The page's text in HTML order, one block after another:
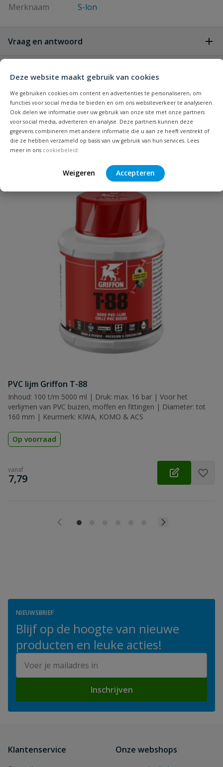
Deze website maakt gebruik van cookies
We gebruiken cookies om content en advertenties te personaliseren, om
functies voor social media te bieden en om ons websiteverkeer te analyseren.
Ook delen we informatie over uw gebruik van onze site met onze partners
voor social media, adverteren en analyse. Deze partners kunnen deze
gegevens combineren met andere informatie die u aan ze heeft verstrekt of
die ze hebben verzameld op basis van uw gebruik van hun services. Lees
meer in ons cookiebeleid
Weigeren Accepteren
Merknaam S-lon
Vraag en antwoord
Geen vragen
Heb je zelf ook een vraag over
dit product?
Stel jouw
vraag
Schrijf zelf een beoordeling
Je beoordeelt:S-lon PVC mini bakgoot bruin
verbindingsstuk
Uw waardering:
Samenvatting
Beoordeling versturen
Andere producten die mogelijk iets voor je
zijn!
PVC lijm Griffon T-88
Inhoud: 100 t/m 5000 ml | Druk: max. 16 bar | Voor het
verlijmen van PVC buizen, moffen en fittingen | Diameter: tot
160 mm | Keurmerk: KIWA, KOMO & ACS
Op voorraad
vanaf
€
7,79
NIEUWSBRIEF
Blijf op de hoogte van nieuwe
producten en leuke acties!
Inschrijven
Klantenservice
Onze webshops